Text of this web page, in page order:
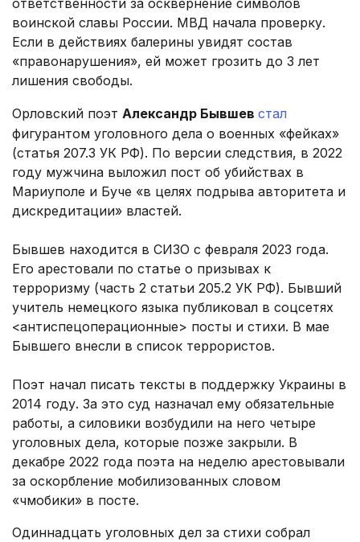
ответственности за осквернение символов
воинской славы России. МВД начала проверку.
Если в действиях балерины увидят состав
«правонарушения», ей может грозить до 3 лет
лишения свободы.
Орловский поэт Александр Бывшев стал
фигурантом уголовного дела о военных «фейках»
(статья 207.3 УК РФ). По версии следствия, в 2022
году мужчина выложил пост об убийствах в
Мариуполе и Буче «в целях подрыва авторитета и
дискредитации» властей.
Бывшев находится в СИЗО с февраля 2023 года.
Его арестовали по статье о призывах к
терроризму (часть 2 статьи 205.2 УК РФ). Бывший
учитель немецкого языка публиковал в соцсетях
<антиспецоперационные> посты и стихи. В мае
Бывшего внесли в список террористов.
Поэт начал писать тексты в поддержку Украины в
2014 году. За это суд назначал ему обязательные
работы, а силовики возбудили на него четыре
уголовных дела, которые позже закрыли. В
декабре 2022 года поэта на неделю арестовывали
за оскорбление мобилизованных словом
«чмобики» в посте.
Одиннадцать уголовных дел за стихи собрал